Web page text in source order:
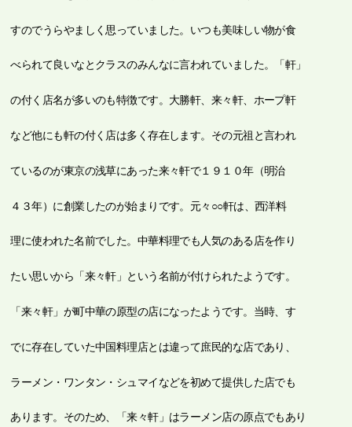
すのでうらやましく思っていました。いつも美味しい物が食
べられて良いなとクラスのみんなに言われていました。「軒」
の付く店名が多いのも特徴です。大勝軒、来々軒、ホープ軒
など他にも軒の付く店は多く存在します。その元祖と言われ
ているのが東京の浅草にあった来々軒で１９１０年（明治
４３年）に創業したのが始まりです。元々○○軒は、西洋料
理に使われた名前でした。中華料理でも人気のある店を作り
たい思いから「来々軒」という名前が付けられたようです。
「来々軒」が町中華の原型の店になったようです。当時、す
でに存在していた中国料理店とは違って庶民的な店であり、
ラーメン・ワンタン・シュマイなどを初めて提供した店でも
あります。そのため、「来々軒」はラーメン店の原点でもあり